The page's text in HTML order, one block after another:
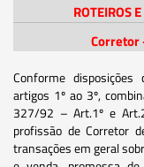
ROTEIROS
Corretor
Conforme
artigos 1º ao 3º,
327/92 – Art.1º e
profissão de Corretor
transações em geral